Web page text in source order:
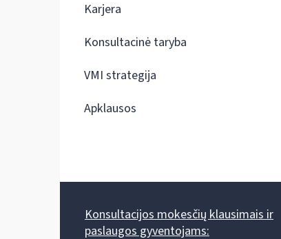
Karjera
Konsultacinė taryba
VMI strategija
Apklausos
Konsultacijos mokesčių klausimais ir
paslaugos gyventojams: